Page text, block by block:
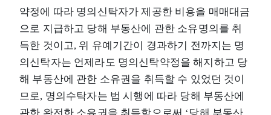
약정에 따라 명의신탁자가 제공한 비용을 매매대금
으로 지급하고 당해 부동산에 관한 소유명의를 취
득한 것이고, 위 유예기간이 경과하기 전까지는 명
의신탁자는 언제라도 명의신탁약정을 해지하고 당
해 부동산에 관한 소유권을 취득할 수 있었던 것이
므로, 명의수탁자는 법 시행에 따라 당해 부동산에